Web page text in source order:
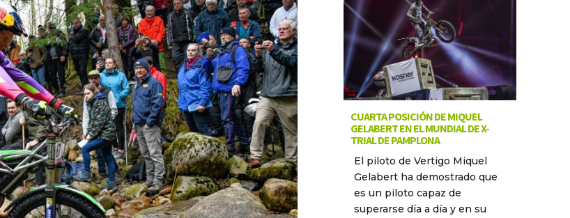
CUARTA POSICIÓN DE MIQUEL
GELABERT EN EL MUNDIAL DE X-
TRIAL DE PAMPLONA
El piloto de Vertigo Miquel
Gelabert ha demostrado que
es un piloto capaz de
superarse día a día y en su